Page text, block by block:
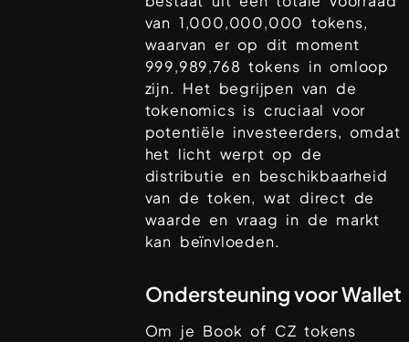
van 1,000,000,000 tokens,
waarvan er op dit moment
999,989,768 tokens in omloop
zijn. Het begrijpen van de
tokenomics is cruciaal voor
potentiële investeerders, omdat
het licht werpt op de
distributie en beschikbaarheid
van de token, wat direct de
waarde en vraag in de markt
kan beïnvloeden.
Ondersteuning voor Wallet
Om je Book of CZ tokens